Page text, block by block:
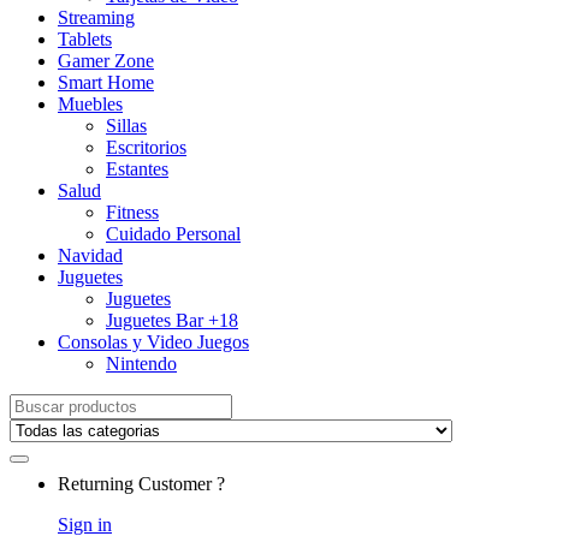
Streaming
Tablets
Gamer Zone
Smart Home
Muebles
Sillas
Escritorios
Estantes
Salud
Fitness
Cuidado Personal
Navidad
Juguetes
Juguetes
Juguetes Bar +18
Consolas y Video Juegos
Nintendo
Search for:
Returning Customer ?
Sign in